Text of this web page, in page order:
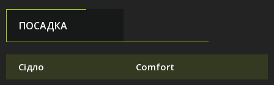
ПОСАДКА
Сідло Comfort